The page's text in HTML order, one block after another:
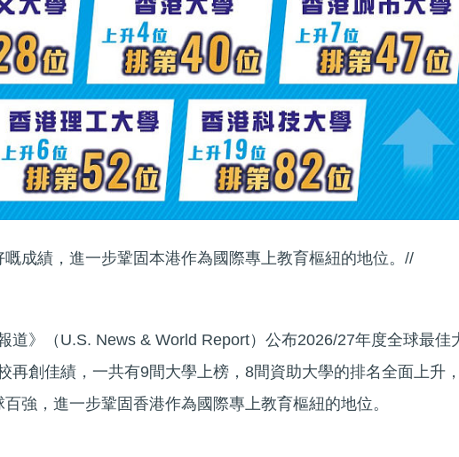
成績，進一步鞏固本港作為國際專上教育樞紐的地位。//
道》（U.S. News & World Report）公布2026/27年度全球最佳
再創佳績，一共有9間大學上榜，8間資助大學的排名全面上升
強，進一步鞏固香港作為國際專上教育樞紐的地位。